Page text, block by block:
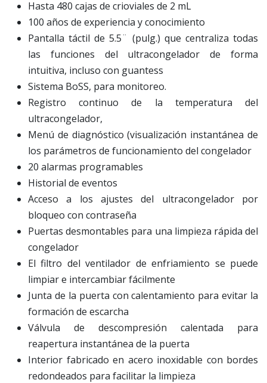
Hasta 480 cajas de crioviales de 2 mL
100 años de experiencia y conocimiento
Pantalla táctil de 5.5¨ (pulg.) que centraliza todas
las funciones del ultracongelador de forma
intuitiva, incluso con guantess
Sistema BoSS, para monitoreo.
Registro continuo de la temperatura del
ultracongelador,
Menú de diagnóstico (visualización instantánea de
los parámetros de funcionamiento del congelador
20 alarmas programables
Historial de eventos
Acceso a los ajustes del ultracongelador por
bloqueo con contraseña
Puertas desmontables para una limpieza rápida del
congelador
El filtro del ventilador de enfriamiento se puede
limpiar e intercambiar fácilmente
Junta de la puerta con calentamiento para evitar la
formación de escarcha
Válvula de descompresión calentada para
reapertura instantánea de la puerta
Interior fabricado en acero inoxidable con bordes
redondeados para facilitar la limpieza